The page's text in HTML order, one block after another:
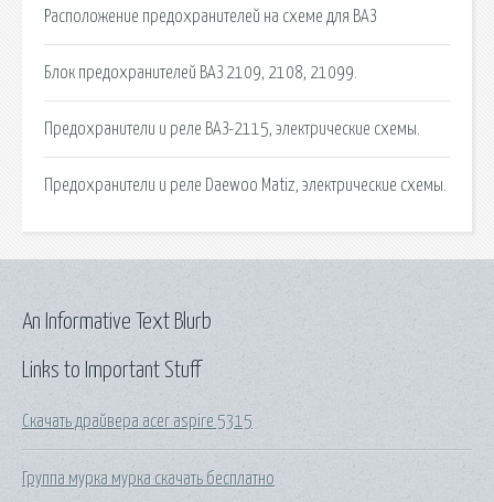
Расположение предохранителей на схеме для ВАЗ
Блок предохранителей ВАЗ 2109, 2108, 21099.
Предохранители и реле ВАЗ-2115, электрические схемы.
Предохранители и реле Daewoo Matiz, электрические схемы.
Links to Important Stuff
Скачать драйвера acer aspire 5315
Группа мурка мурка скачать бесплатно
An Informative Text Blurb